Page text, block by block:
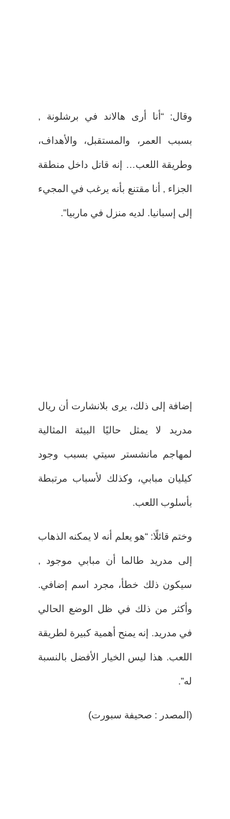
وقال: “أنا أرى هالاند في برشلونة ,
بسبب العمر، والمستقبل، والأهداف،
وطريقة اللعب… إنه قاتل داخل منطقة
الجزاء , أنا مقتنع بأنه يرغب في المجيء
إلى إسبانيا. لديه منزل في ماربيا”.
إضافة إلى ذلك، يرى بلانشارت أن ريال
مدريد لا يمثل حاليًا البيئة المثالية
لمهاجم مانشستر سيتي بسبب وجود
كيليان مبابي، وكذلك لأسباب مرتبطة
بأسلوب اللعب.
وختم قائلًا: “هو يعلم أنه لا يمكنه الذهاب
إلى مدريد طالما أن مبابي موجود ,
سيكون ذلك خطأ، مجرد اسم إضافي.
وأكثر من ذلك في ظل الوضع الحالي
في مدريد. إنه يمنح أهمية كبيرة لطريقة
اللعب. هذا ليس الخيار الأفضل بالنسبة
له”.
(المصدر : صحيفة سبورت)